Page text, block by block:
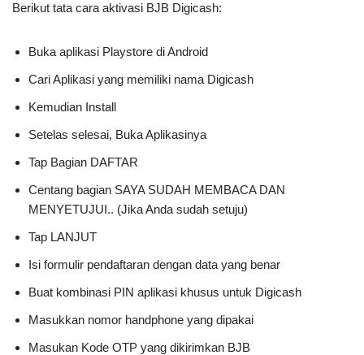
Berikut tata cara aktivasi BJB Digicash:
Buka aplikasi Playstore di Android
Cari Aplikasi yang memiliki nama Digicash
Kemudian Install
Setelas selesai, Buka Aplikasinya
Tap Bagian DAFTAR
Centang bagian SAYA SUDAH MEMBACA DAN
MENYETUJUI.. (Jika Anda sudah setuju)
Tap LANJUT
Isi formulir pendaftaran dengan data yang benar
Buat kombinasi PIN aplikasi khusus untuk Digicash
Masukkan nomor handphone yang dipakai
Masukan Kode OTP yang dikirimkan BJB